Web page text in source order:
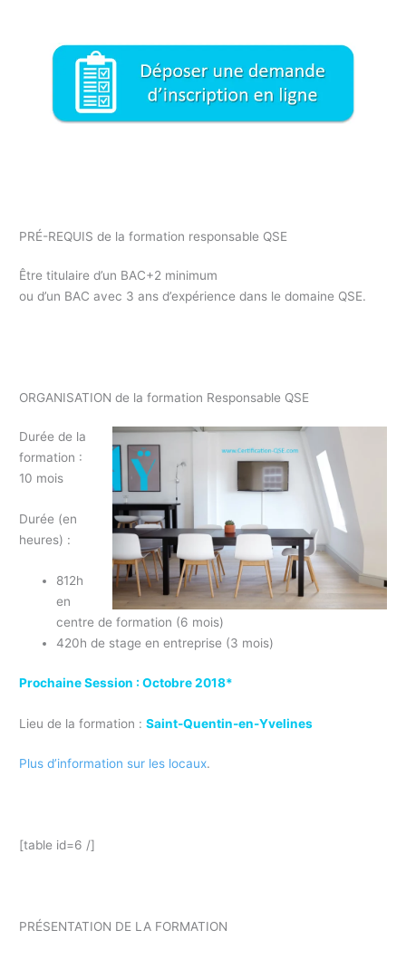
PRÉ-REQUIS de la formation responsable QSE
Être titulaire d’un BAC+2 minimum
ou d’un BAC avec 3 ans d’expérience dans le domaine QSE.
ORGANISATION de la formation Responsable QSE
Durée de la
formation :
10 mois
Durée (en
heures) :
812h
en
centre de formation (6 mois)
420h de stage en entreprise (3 mois)
Prochaine Session : Octobre 2018*
Lieu de la formation :Saint-Quentin-en-Yvelines
Plus d’information sur les locaux.
[table id=6 /]
PRÉSENTATION DE LA FORMATION